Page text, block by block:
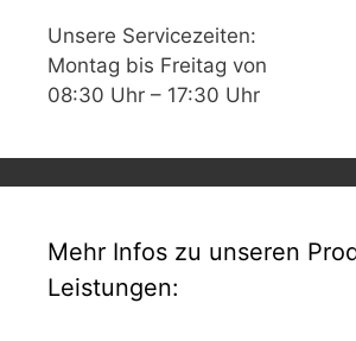
Unsere Servicezeiten:
Montag bis Freitag von
08:30 Uhr – 17:30 Uhr
Mehr Infos zu unseren
Leistungen: